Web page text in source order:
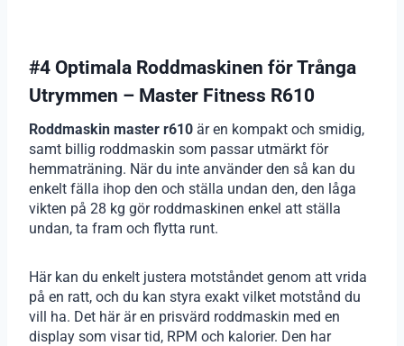
#4 Optimala Roddmaskinen för Trånga
Utrymmen – Master Fitness R610
Roddmaskin master r610 är en kompakt och smidig,
samt billig roddmaskin som passar utmärkt för
hemmaträning. När du inte använder den så kan du
enkelt fälla ihop den och ställa undan den, den låga
vikten på 28 kg gör roddmaskinen enkel att ställa
undan, ta fram och flytta runt.
Här kan du enkelt justera motståndet genom att vrida
på en ratt, och du kan styra exakt vilket motstånd du
vill ha. Det här är en prisvärd roddmaskin med en
display som visar tid, RPM och kalorier. Den har